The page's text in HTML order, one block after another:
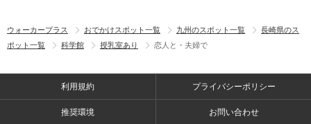
ウォーカープラス おでかけスポット一覧 九州のスポット一覧
長崎県のス
ポット一覧
科学館 授乳室あり 恋人と・夫婦で
利用規約 プライバシーポリシー
推奨環境 お問い合わせ